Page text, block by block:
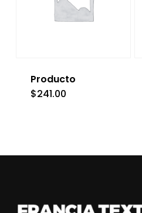
Producto
$241.00